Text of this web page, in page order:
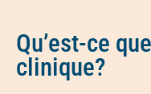
Qu’est-ce
clinique?